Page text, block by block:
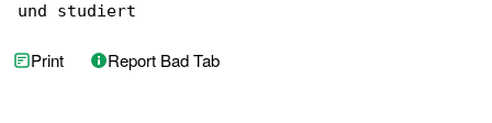
und studiert
Print Report Bad Tab